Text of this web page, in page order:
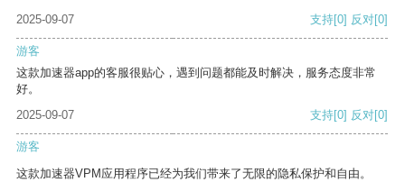
2025-09-07 支持[0] 反对[0]
游客
这款加速器app的客服很贴心，遇到问题都能及时解决，服务态度非常
好。
2025-09-07
支持[0] 反对[0]
游客
这款加速器VPM应用程序已经为我们带来了无限的隐私保护和自由。